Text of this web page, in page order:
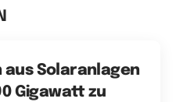
aus Solaranlagen
Gigawatt zu